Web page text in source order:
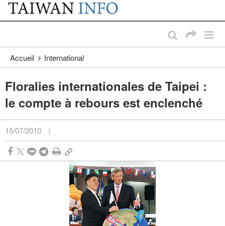
Passer au contenu principal
:::
Accueil International
Floralies internationales de Taipei :
le compte à rebours est enclenché
15/07/2010 |